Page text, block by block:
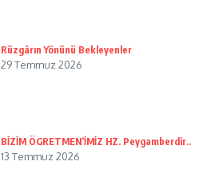
Rüzgârın Yönünü Bekleyenler
29 Temmuz 2026
BİZİM ÖGRETMEN’İMİZ HZ. Peygamberdir..
13 Temmuz 2026